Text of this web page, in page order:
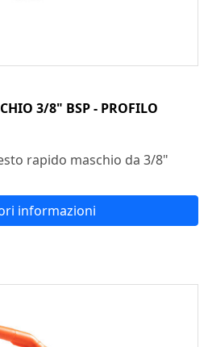
3/8" BSP - PROFILO
rapido maschio da 3/8"
informazioni